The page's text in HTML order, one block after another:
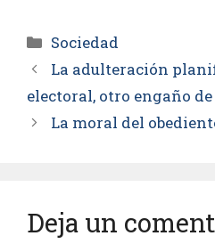
Sociedad
La adulteración
electoral, otro engaño de
La moral del
Deja un